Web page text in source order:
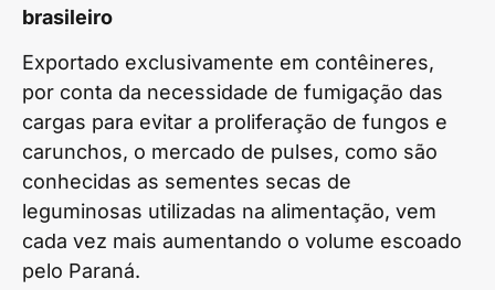
brasileiro
Exportado exclusivamente em contêineres,
por conta da necessidade de fumigação das
cargas para evitar a proliferação de fungos e
carunchos, o mercado de pulses, como são
conhecidas as sementes secas de
leguminosas utilizadas na alimentação, vem
cada vez mais aumentando o volume escoado
pelo Paraná.